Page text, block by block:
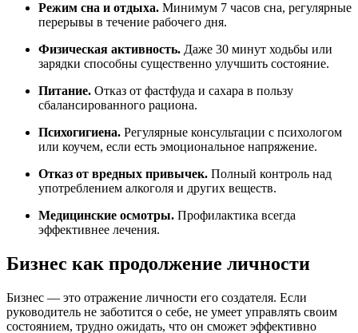
Режим сна и отдыха. Минимум 7 часов сна, регулярные
перерывы в течение рабочего дня.
Физическая активность. Даже 30 минут ходьбы или
зарядки способны существенно улучшить состояние.
Питание. Отказ от фастфуда и сахара в пользу
сбалансированного рациона.
Психогигиена. Регулярные консультации с психологом
или коучем, если есть эмоциональное напряжение.
Отказ от вредных привычек. Полный контроль над
употреблением алкоголя и других веществ.
Медицинские осмотры. Профилактика всегда
эффективнее лечения.
Бизнес как продолжение личности
Бизнес — это отражение личности его создателя. Если
руководитель не заботится о себе, не умеет управлять своим
состоянием, трудно ожидать, что он сможет эффективно